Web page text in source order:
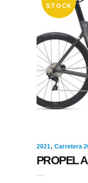
STOCK
2021, Carretera
PROPEL